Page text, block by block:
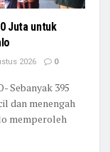
Juta untuk
2026 0
Sebanyak 395
dan menengah
memperoleh